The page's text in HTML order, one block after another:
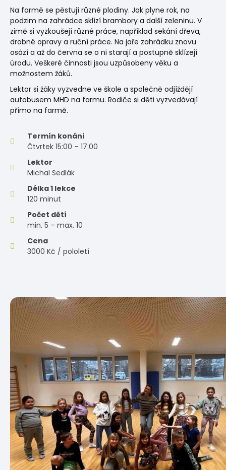
Na farmě se pěstují různé plodiny. Jak plyne rok, na
podzim na zahrádce sklízí brambory a další zeleninu. V
zimě si vyzkoušejí různé práce, například sekání dřeva,
drobné opravy a ruční práce. Na jaře zahrádku znovu
osází a až do června se o ni starají a postupně sklízejí
úrodu. Veškeré činnosti jsou uzpůsobeny věku a
možnostem žáků.
Lektor si žáky vyzvedne ve škole a společně odjíždějí
autobusem MHD na farmu. Rodiče si děti vyzvedávají
přímo na farmě.
Termín konání
Čtvrtek 15:00 – 17:00
Lektor
Michal Sedlák
Délka 1 lekce
120 minut
Počet dětí
min. 5 – max. 10
Cena
3000 Kč / pololetí